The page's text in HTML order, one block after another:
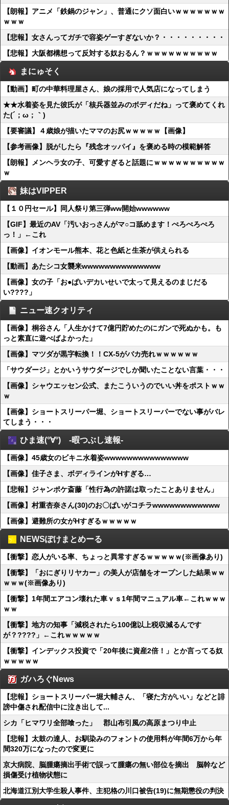
【朗報】アニメ「鉄鍋のジャン」、普通にクソ面白いｗｗｗｗｗｗｗ
ｗｗｗ
【悲報】女さんってガチで容姿ゲーすぎないか？・・・・・・・・・
【悲報】大阪都構想って反対する奴おるん？ｗｗｗｗｗｗｗｗｗｗ
まにゅそく
【動画】町の中華料理屋さん、娘の採用で人気店になってしまう
★★水着姿を見た彼氏が「核兵器並みのボディだね」って褒めてくれ
た(´；ω；｀)
【要審議】４歳娘が描いたママのお尻ｗｗｗｗｗ【画像】
【参考画像】脱がしたら『残念オッパイ』を褒める時の模範解答
【朗報】メンヘラ女の子、可愛すぎると話題にｗｗｗｗｗｗｗｗｗｗ
ｗ
妹はVIPPER
【１０円セール】同人祭り第三弾ww開始wwwwww
【GIF】最近のAV「汚いおっさんがマ○コ舐めます！ぺろぺろぺろ
っ！」←これ
【画像】イオンモール熊本、花と色紙と生茶が供えられる
【動画】あたシコ女襲来wwwwwwwwwwwwww
【画像】女の子「お●ぱいデカいせいで太って見えるのまじだる
い????」
ニュー速クオリティ
【画像】桐谷さん「人生かけて7億円貯めたのにガンで死ぬかも。も
っと素直に遊べばよかった」
【画像】マツダが黒字転換！！CX-5がバカ売れｗｗｗｗｗｗ
「サウダージ」とかいうサウダージでしか聞いたことない言葉・・・
【画像】シャウエッセン公式、またこういうのでいい丼をポストｗｗ
ｗ
【画像】ショートスリーパー堀、ショートスリーパーでない事がバレ
てしまう・・・
ひま速(°∀°) -暇つぶし速報-
【画像】45歳女のビキニ水着姿wwwwwwwwwwwwwww
【画像】佳子さま、ボディラインがHすぎる…
【悲報】ジャンポケ斎藤「性行為の許諾は取ったことありません」
【画像】村重杏奈さん(30)のお〇ぱいがコチラwwwwwwwwwwww
【画像】避難所の女がHすぎるｗｗｗｗｗ
NEWSぽけまとめーる
【衝撃】恋人がいる率、ちょっと異常すぎるｗｗｗｗｗ(※画像あり)
【衝撃】「おにぎりリヤカー」の美人が店舗をオープンした結果ｗｗ
ｗｗｗ(※画像あり)
【衝撃】1年間エアコン壊れた車ｖｓ1年間マニュアル車←これｗｗｗ
ｗｗ
【衝撃】地方の知事「減税されたら100億以上税収減るんです
が？????」←これｗｗｗｗｗ
【衝撃】インデックス投資で「20年後に資産2倍！」とか言ってる奴
ｗｗｗｗｗ
ガハろぐNews
【悲報】ショートスリーパー堀大輔さん、「寝た方がいい」などと誹
謗中傷され配信中に泣き出して...
シカ「ヒマワリ全部喰った」 郡山布引風の高原まつり中止
【悲報】太鼓の達人、お馴染みのフォントの使用料が年間6万から年
間320万になったので変更に
京大病院、脳腫瘍摘出手術で誤って腫瘍の無い部位を摘出 脳幹など
損傷受け植物状態に
北海道江別大学生殺人事件、主犯格の川口被告(19)に無期懲役の判決